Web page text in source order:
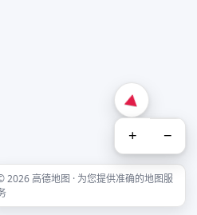
+ −
2026 高德地图 · 为您提供准确的地图服